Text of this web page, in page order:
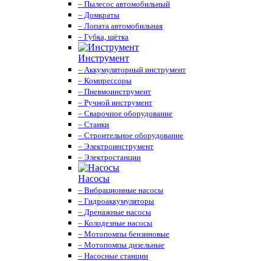
– Пылесос автомобильный
– Домкраты
– Лопата автомобильная
– Губка, щётка
Инструмент
– Аккумуляторный инструмент
– Компрессоры
– Пневмоинструмент
– Ручной инструмент
– Сварочное оборудование
– Станки
– Строительное оборудование
– Электроинструмент
– Электростанции
Насосы
– Вибрационные насосы
– Гидроаккумуляторы
– Дренажные насосы
– Колодезные насосы
– Мотопомпы бензиновые
– Мотопомпы дизельные
– Насосные станции